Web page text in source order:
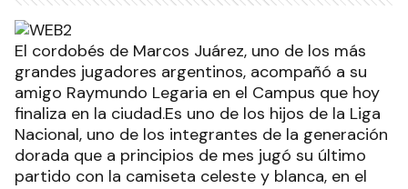
El cordobés de Marcos Juárez, uno de los más
grandes jugadores argentinos, acompañó a su
amigo Raymundo Legaria en el Campus que hoy
finaliza en la ciudad.Es uno de los hijos de la Liga
Nacional, uno de los integrantes de la generación
dorada que a principios de mes jugó su último
partido con la camiseta celeste y blanca, en el